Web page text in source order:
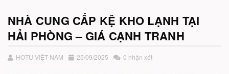
NHÀ CUNG CẤP KỆ KHO LẠNH TẠI
HẢI PHÒNG – GIÁ CẠNH TRANH
HOTU VIỆT NAM 25/09/2025 0 nhận xét